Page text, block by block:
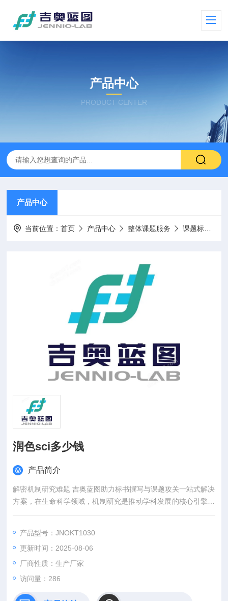
产品中心
PRODUCT CENTER
产品中心
当前位置：首页 产品中心 整体课题服务 课题标书设计项目申报
润色sci多少钱
产品简介
解密机制研究难题 吉奥蓝图助力标书撰写与课题攻关一站式解决
方案，在生命科学领域，机制研究是推动学科发展的核心引擎。
然而，从创新课题设计到高质量标书撰写，从复杂实验实施到科
困难、成果转化乏力。吉奥蓝图（JENNIO-LAB）依托全链式科
研平台与十年深耕经验，推出"机制研究课题全周期赋能计划"，
为科研工作者提供从理论创新到数据落地的完整解决方案。
产品型号：JNOKT1030
更新时间：2025-08-06
厂商性质：生产厂家
访问量：286